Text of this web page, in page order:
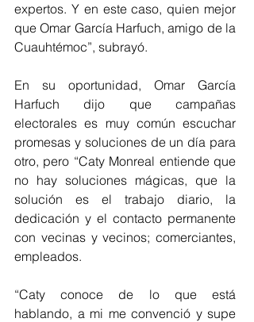
expertos. Y en este caso, quien mejor
que Omar García Harfuch, amigo de la
Cuauhtémoc”, subrayó.
En su oportunidad, Omar García
Harfuch dijo que campañas
electorales es muy común escuchar
promesas y soluciones de un día para
otro, pero “Caty Monreal entiende que
no hay soluciones mágicas, que la
solución es el trabajo diario, la
dedicación y el contacto permanente
con vecinas y vecinos; comerciantes,
empleados.
“Caty conoce de lo que está
hablando, a mi me convenció y supe